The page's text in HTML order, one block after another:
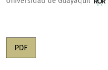
PDF